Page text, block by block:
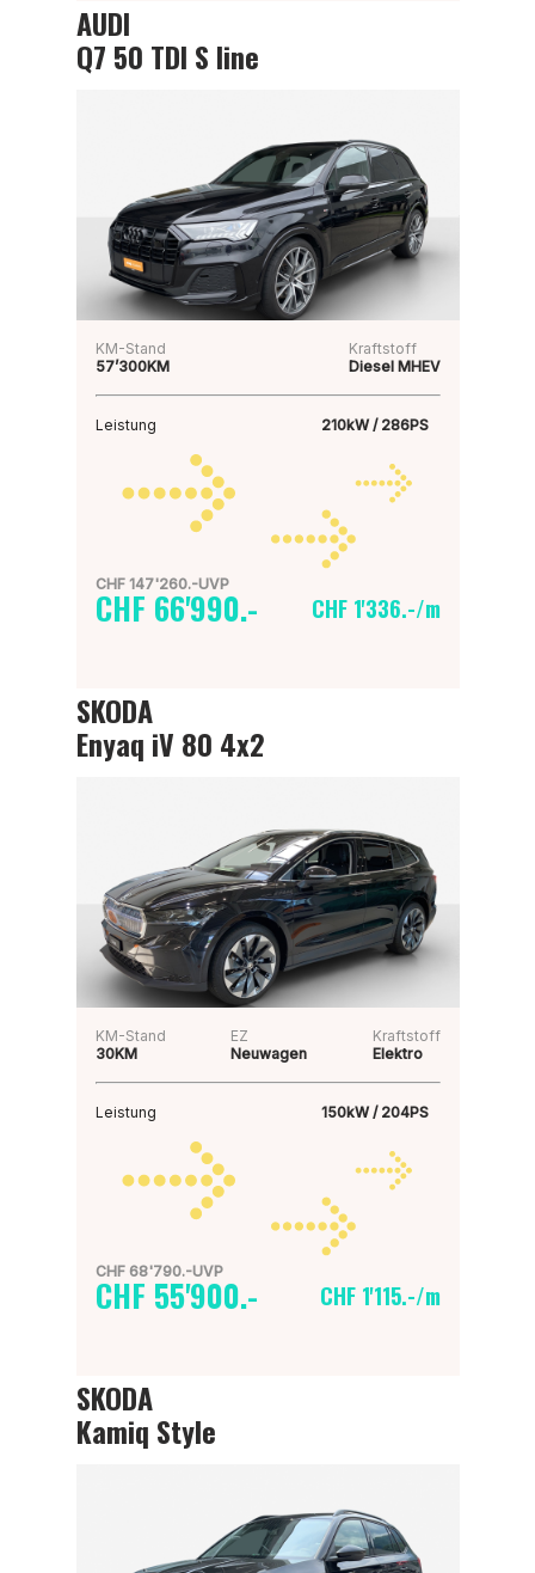
AUDI
Q7 50 TDI S line
KM-Stand
57’300KM
Kraftstoff
Diesel MHEV
Leistung 210kW / 286PS
CHF 147'260.-UVP
CHF 66'990.- CHF 1'336.-/m
SKODA
Enyaq iV 80 4x2
KM-Stand
30KM
EZ
Neuwagen
Kraftstoff
Elektro
Leistung 150kW / 204PS
CHF 68'790.-UVP
CHF 55'900.- CHF 1'115.-/m
SKODA
Kamiq Style